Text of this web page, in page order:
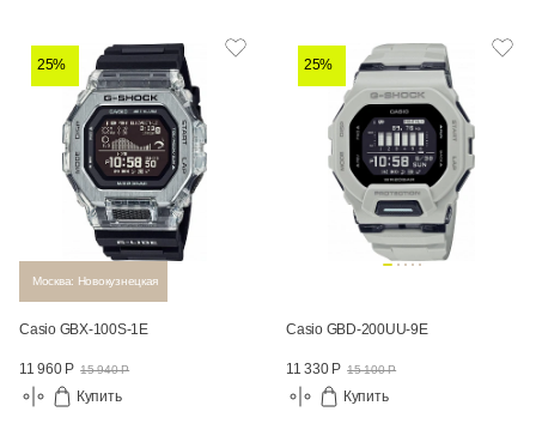
25%
Москва: Новокузнецкая
Casio GBX-100S-1E
11 960 Р 15 940 Р
Купить
25%
Casio GBD-200UU-9E
11 330 Р 15 100 Р
Купить